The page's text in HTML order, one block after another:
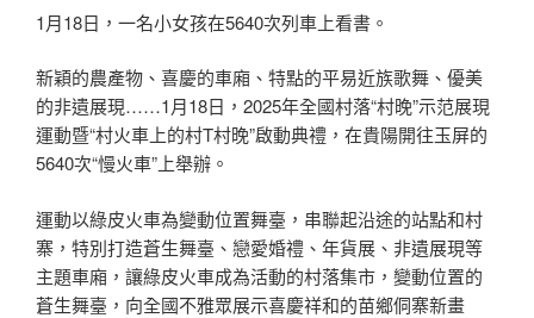
1月18日，一名小女孩在5640次列車上看書。
新穎的農產物、喜慶的車廂、特點的平易近族歌舞、優美
的非遺展現……1月18日，2025年全國村落“村晚”示范展現
運動暨“村火車上的村T村晚”啟動典禮，在貴陽開往玉屏的
5640次“慢火車”上舉辦。
運動以綠皮火車為變動位置舞臺，串聯起沿途的站點和村
寨，特別打造蒼生舞臺、戀愛婚禮、年貨展、非遺展現等
主題車廂，讓綠皮火車成為活動的村落集市，變動位置的
蒼生舞臺，向全國不雅眾展示喜慶祥和的苗鄉侗寨新畫